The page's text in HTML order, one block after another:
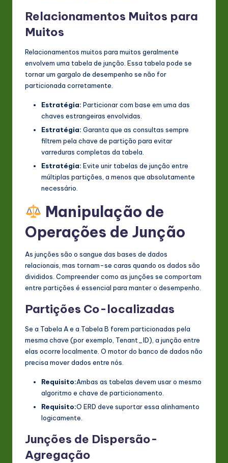
Relacionamentos Muitos para
Muitos
Relacionamentos muitos para muitos geralmente
envolvem uma tabela de junção. Essa tabela pode se
tornar um gargalo de desempenho se não for
particionada corretamente.
Estratégia: Particionar com base em uma das
chaves estrangeiras envolvidas.
Estratégia: Garanta que as consultas sempre
filtrem pela chave de partição para evitar
varreduras completas da tabela.
Estratégia: Evite unir tabelas de junção entre
múltiplas partições, a menos que absolutamente
necessário.
Manipulação de
Operações de Junção
As junções são o sangue das bases de dados
relacionais, mas tornam-se caras quando os dados são
divididos. Compreender como as junções se comportam
entre partições é essencial para manter o desempenho.
Partições Co-localizadas
Se a Tabela A e a Tabela B forem particionadas pela
mesma chave (por exemplo, Tenant_ID), a junção entre
elas ocorre localmente. O motor do banco de dados não
precisa mover dados entre nós.
Requisito:Ambas as tabelas devem usar o mesmo
algoritmo e chave de particionamento.
Requisito:O ERD deve suportar essa alinhamento
logicamente.
Junções de Dispersão-
Agregação